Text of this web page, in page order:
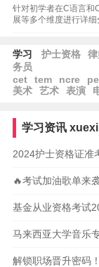
针对初学者在C语言和
展等多个维度进行详
学习 护士资格
务员
cet
tem ncre
美术
艺术 表演
学习资讯 xuexi
2024护士资格证准
🔥考试加油歌单来
基金从业资格考试
马来西亚大学音乐
解锁职场晋升密码